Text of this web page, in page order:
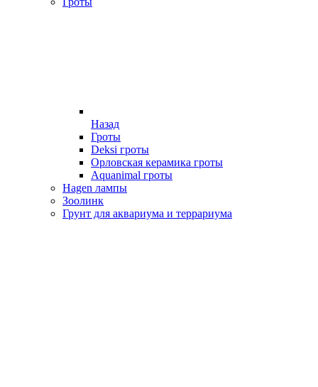
Назад
Гроты
Deksi гроты
Орловская керамика гроты
Aquanimal гроты
Hagen лампы
Зоолинк
Грунт для аквариума и террариума